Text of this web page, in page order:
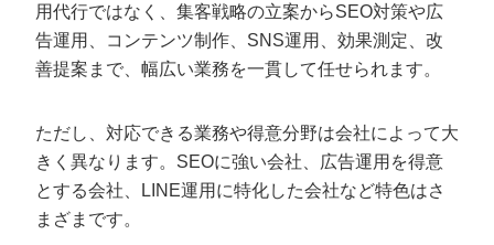
用代行ではなく、集客戦略の立案からSEO対策や広
告運用、コンテンツ制作、SNS運用、効果測定、改
善提案まで、幅広い業務を一貫して任せられます。
ただし、対応できる業務や得意分野は会社によって大
きく異なります。SEOに強い会社、広告運用を得意
とする会社、LINE運用に特化した会社など特色はさ
まざまです。